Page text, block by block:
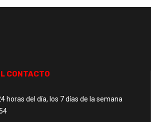
CONTACTO
horas del día, los 7 días de la semana